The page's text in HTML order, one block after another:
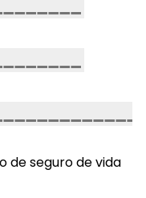
de seguro de vida